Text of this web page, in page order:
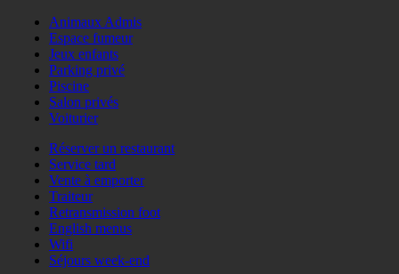
Animaux Admis
Espace fumeur
Jeux enfants
Parking privé
Piscine
Salon privés
Voiturier
Réserver un restaurant
Service tard
Vente à emporter
Traiteur
Retransmission foot
English menus
Wifi
Séjours week-end